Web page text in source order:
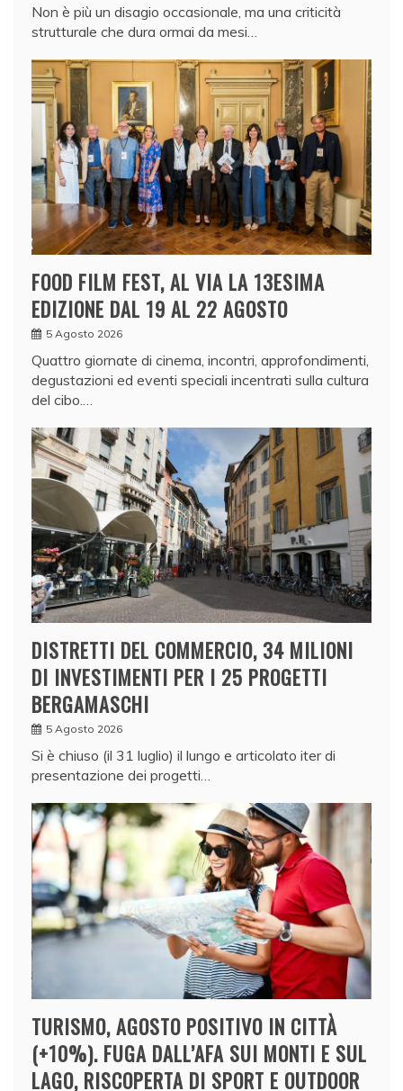
Non è più un disagio occasionale, ma una criticità
strutturale che dura ormai da mesi…
FOOD FILM FEST, AL VIA LA 13ESIMA
EDIZIONE DAL 19 AL 22 AGOSTO
5 Agosto 2026
Quattro giornate di cinema, incontri, approfondimenti,
degustazioni ed eventi speciali incentrati sulla cultura
del cibo.…
DISTRETTI DEL COMMERCIO, 34 MILIONI
DI INVESTIMENTI PER I 25 PROGETTI
BERGAMASCHI
5 Agosto 2026
Si è chiuso (il 31 luglio) il lungo e articolato iter di
presentazione dei progetti…
TURISMO, AGOSTO POSITIVO IN CITTÀ
(+10%). FUGA DALL’AFA SUI MONTI E SUL
LAGO, RISCOPERTA DI SPORT E OUTDOOR